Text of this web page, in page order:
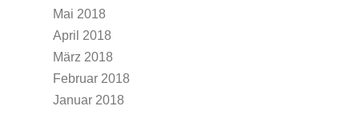
Mai 2018
April 2018
März 2018
Februar 2018
Januar 2018